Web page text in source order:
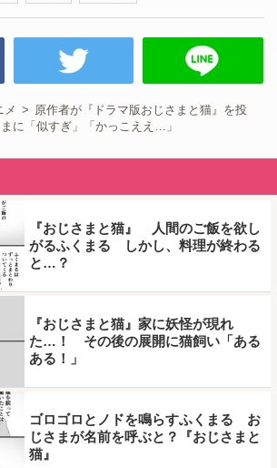
メ
原作者が『ドラマ版おじさまと猫』を投
に「似すぎ」「かっこええ…」
『おじさまと猫』 人間のご飯を欲し
がるふくまる しかし、料理が終わる
と…？
『おじさまと猫』家に妖怪が現れ
た…！ その後の展開に猫飼い「ある
ある！」
ゴロゴロとノドを鳴らすふくまる お
じさまが名前を呼ぶと？『おじさまと
猫』